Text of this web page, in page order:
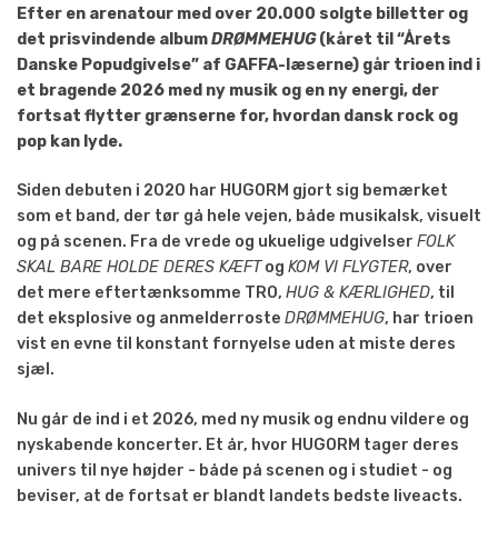
Efter en arenatour med over 20.000 solgte billetter og
det prisvindende albumDRØMMEHUG(kåret til “Årets
Danske Popudgivelse” af GAFFA-læserne) går trioen ind i
et bragende 2026 med ny musik og en ny energi, der
fortsat flytter grænserne for, hvordan dansk rock og
pop kan lyde.
Siden debuten i 2020 har HUGORM gjort sig bemærket
som et band, der tør gå hele vejen, både musikalsk, visuelt
og på scenen. Fra de vrede og ukuelige udgivelser FOLK
SKAL BARE HOLDE DERES KÆFTog KOM VI FLYGTER, over
det mere eftertænksomme TRO, HUG & KÆRLIGHED, til
det eksplosive og anmelderroste DRØMMEHUG, har trioen
vist en evne til konstant fornyelse uden at miste deres
sjæl.
Nu går de ind i et 2026, med ny musik og endnu vildere og
nyskabende koncerter. Et år, hvor HUGORM tager deres
univers til nye højder - både på scenen og i studiet - og
beviser, at de fortsat er blandt landets bedste liveacts.